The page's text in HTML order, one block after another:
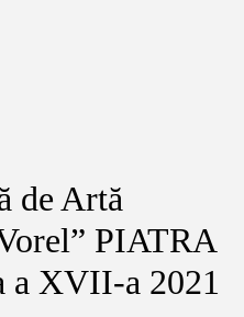
de Artă
PIATRA
XVII-a 2021